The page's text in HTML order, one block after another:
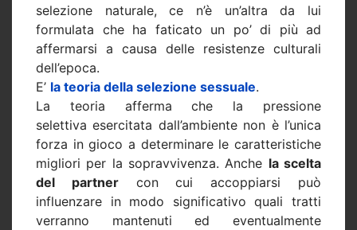
selezione naturale, ce n’è un’altra da lui
formulata che ha faticato un po’ di più ad
affermarsi a causa delle resistenze culturali
dell’epoca.
E’ la teoria della selezione sessuale.
La teoria afferma che la pressione
selettiva esercitata dall’ambiente non è l’unica
forza in gioco a determinare le caratteristiche
migliori per la sopravvivenza. Anche la scelta
del partnercon cui accoppiarsi può
influenzare in modo significativo quali tratti
verranno mantenuti ed eventualmente